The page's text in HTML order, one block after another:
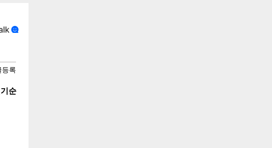
목록